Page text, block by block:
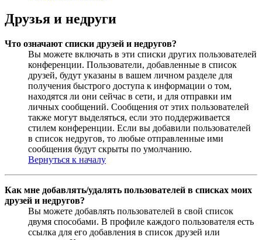
Друзья и недруги
Что означают списки друзей и недругов?
Вы можете включать в эти списки других пользователей
конференции. Пользователи, добавленные в список
друзей, будут указаны в вашем личном разделе для
получения быстрого доступа к информации о том,
находятся ли они сейчас в сети, и для отправки им
личных сообщений. Сообщения от этих пользователей
также могут выделяться, если это поддерживается
стилем конференции. Если вы добавили пользователей
в список недругов, то любые отправленные ими
сообщения будут скрыты по умолчанию.
Вернуться к началу
Как мне добавлять/удалять пользователей в списках моих
друзей и недругов?
Вы можете добавлять пользователей в свой список
двумя способами. В профиле каждого пользователя есть
ссылка для его добавления в список друзей или